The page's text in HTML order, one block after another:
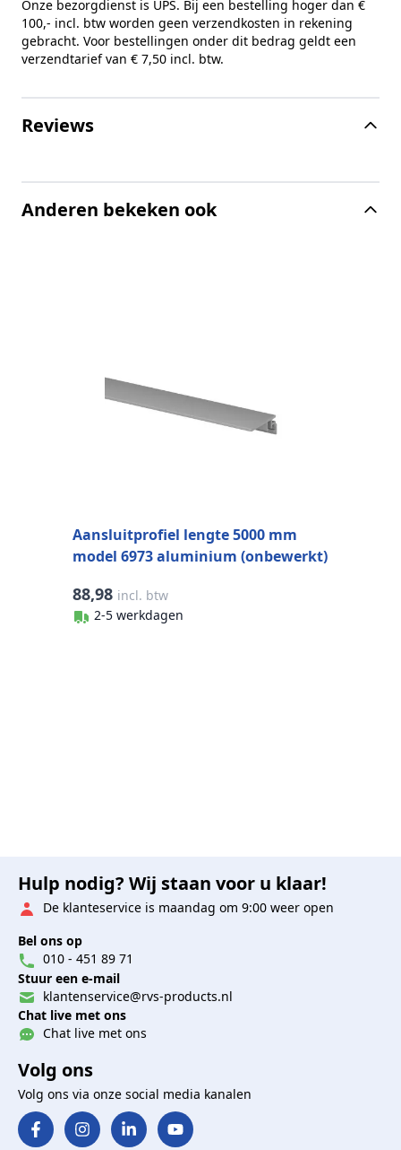
Onze bezorgdienst is UPS. Bij een bestelling hoger dan €
100,- incl. btw worden geen verzendkosten in rekening
gebracht. Voor bestellingen onder dit bedrag geldt een
verzendtarief van € 7,50 incl. btw.
Reviews
Anderen bekeken ook
Aansluitprofiel lengte 5000 mm
model 6973 aluminium (onbewerkt)
88,98 incl. btw
2-5 werkdagen
Hulp nodig? Wij staan voor u klaar!
De klanteservice is maandag om 9:00 weer open
Bel ons op
010 - 451 89 71
Stuur een e-mail
klantenservice@rvs-products.nl
Chat live met ons
Chat live met ons
Volg ons
Volg ons via onze social media kanalen